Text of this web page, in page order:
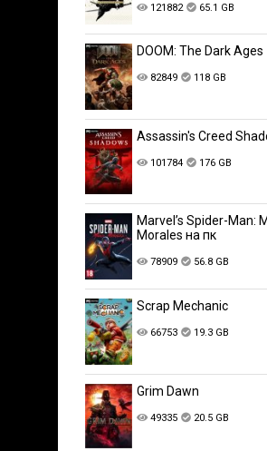
121882 65.1 GB
DOOM: The Dark Ages
82849 118 GB
Assassin's Creed
101784 176 GB
Marvel’s Spider-Man:
Morales на пк
78909 56.8 GB
Scrap Mechanic
66753 19.3 GB
Grim Dawn
49335 20.5 GB